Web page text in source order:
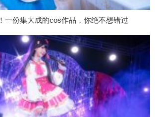
一份集大成的cos作品，你绝不想错过